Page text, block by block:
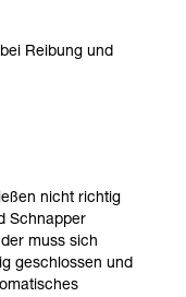
Reibung und
nicht richtig
Schnapper
muss sich
geschlossen und